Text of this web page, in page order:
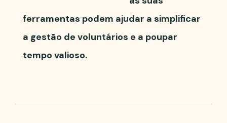
ferramentas podem ajudar a simplificar
a gestão de voluntários e a poupar
tempo valioso.